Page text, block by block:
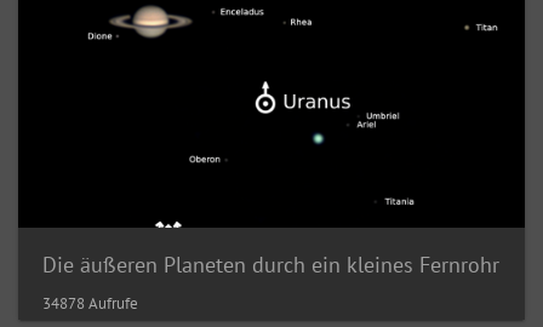
Die äußeren Planeten durch ein kleines Fernrohr
34878 Aufrufe